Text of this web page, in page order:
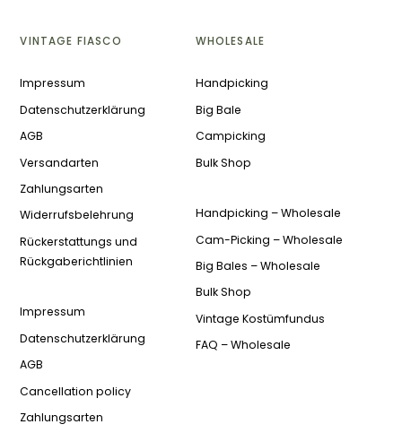
VINTAGE FIASCO
Impressum
Datenschutzerklärung
AGB
Versandarten
Zahlungsarten
Widerrufsbelehrung
Rückerstattungs und
Rückgaberichtlinien
Impressum
Datenschutzerklärung
AGB
Cancellation policy
Zahlungsarten
WHOLESALE
Handpicking
Big Bale
Campicking
Bulk Shop
Handpicking – Wholesale
Cam-Picking – Wholesale
Big Bales – Wholesale
Bulk Shop
Vintage Kostümfundus
FAQ – Wholesale